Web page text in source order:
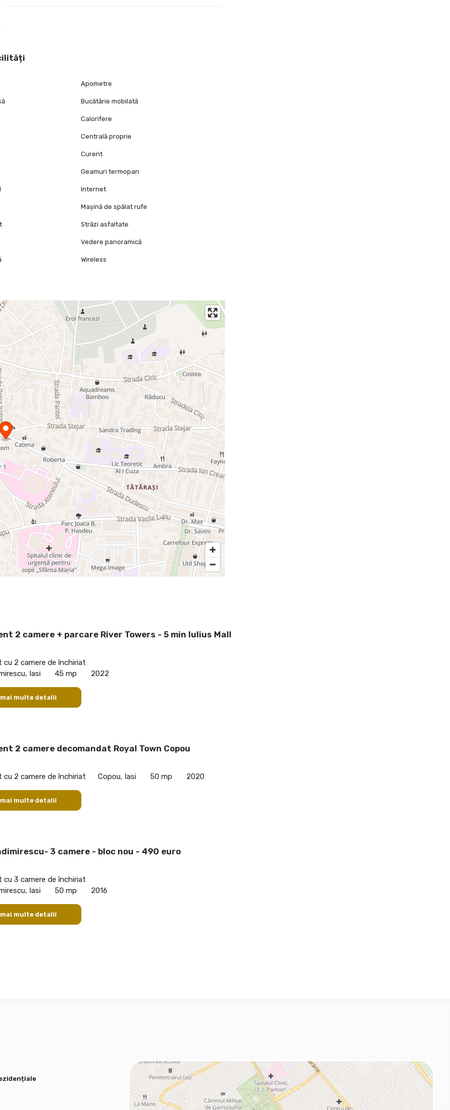
Apometre
Bucătărie mobilată
Calorifere
Centrală proprie
Curent
Geamuri termopan
Internet
Mașină de spălat rufe
Străzi asfaltate
Vedere panoramică
Wireless
2 camere + parcare River Towers - 5 min Iulius Mall
cu 2 camere de închiriat
Iasi
45 mp 2022
multe detalii
2 camere decomandat Royal Town Copou
cu 2 camere de închiriat Copou, Iasi 50 mp 2020
multe detalii
3 camere - bloc nou - 490 euro
cu 3 camere de închiriat
Iasi
50 mp 2016
multe detalii